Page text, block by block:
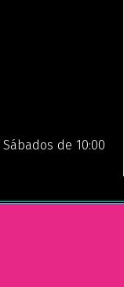
de 10:00